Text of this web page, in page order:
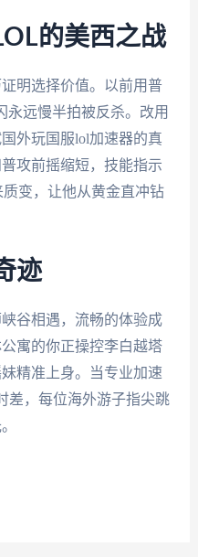
的美西之战
明选择价值。以前用普
永远慢半拍被反杀。改用
外玩国服lol加速器的真
攻前摇缩短，技能指示
变，让他从黄金直冲钻
迹
谷相遇，流畅的体验成
寓的你正操控李白越塔
精准上身。当专业加速
差，每位海外游子指尖跳